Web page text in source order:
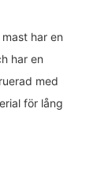
har en
har en
med
för lång